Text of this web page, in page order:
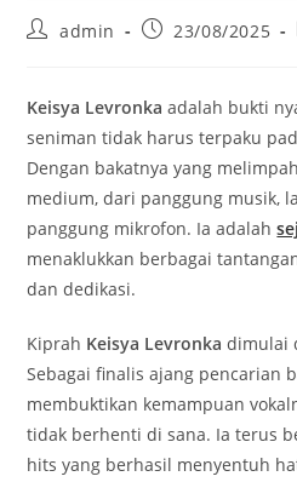
Postadmin
Post23/08/2025
Keisya Levronka adalah bukti
seniman tidak harus terpaku
Dengan bakatnya yang
medium, dari panggung musik,
panggung mikrofon. Ia adalah
menaklukkan berbagai
dan dedikasi.
Kiprah Keisya Levronka dimulai
Sebagai finalis ajang pencarian
membuktikan kemampuan
tidak berhenti di sana. Ia terus
hits yang berhasil menyentuh